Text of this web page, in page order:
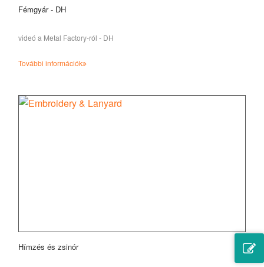
Fémgyár - DH
videó a Metal Factory-ról - DH
További információk
Hímzés és zsinór